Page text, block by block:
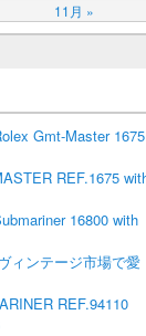
11月 »
Gmt-Master 1675
REF.1675
16800 with
ィンテージ市場で愛
REF.94110